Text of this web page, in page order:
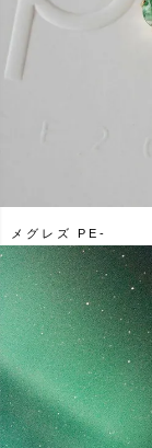
メグレズ PE-